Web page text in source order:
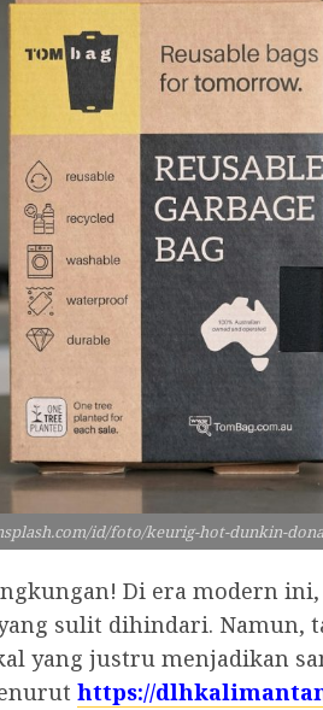
id/foto/keurig-hot-dunkin-
Di era modern
sulit dihindari. Namun,
yang justru menjadikan
https://